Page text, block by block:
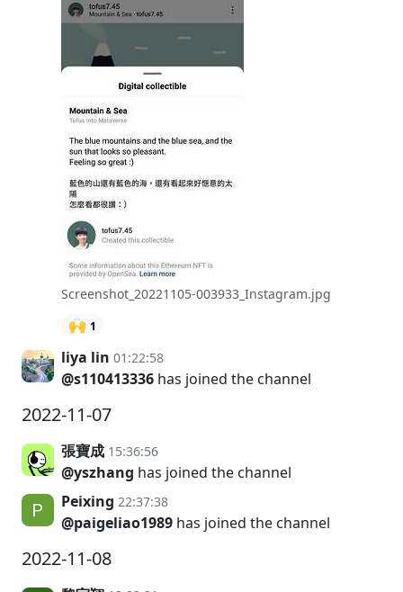
Screenshot_20221105-003933_Instagram.jpg
🙌 1
liya lin 01:22:58
@s110413336 has joined the channel
2022-11-07
張寶成 15:36:56
@yszhang has joined the channel
Peixing 22:37:38
@paigeliao1989 has joined the channel
2022-11-08